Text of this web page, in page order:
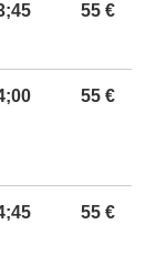
45 55 €
;00 55 €
45 55 €